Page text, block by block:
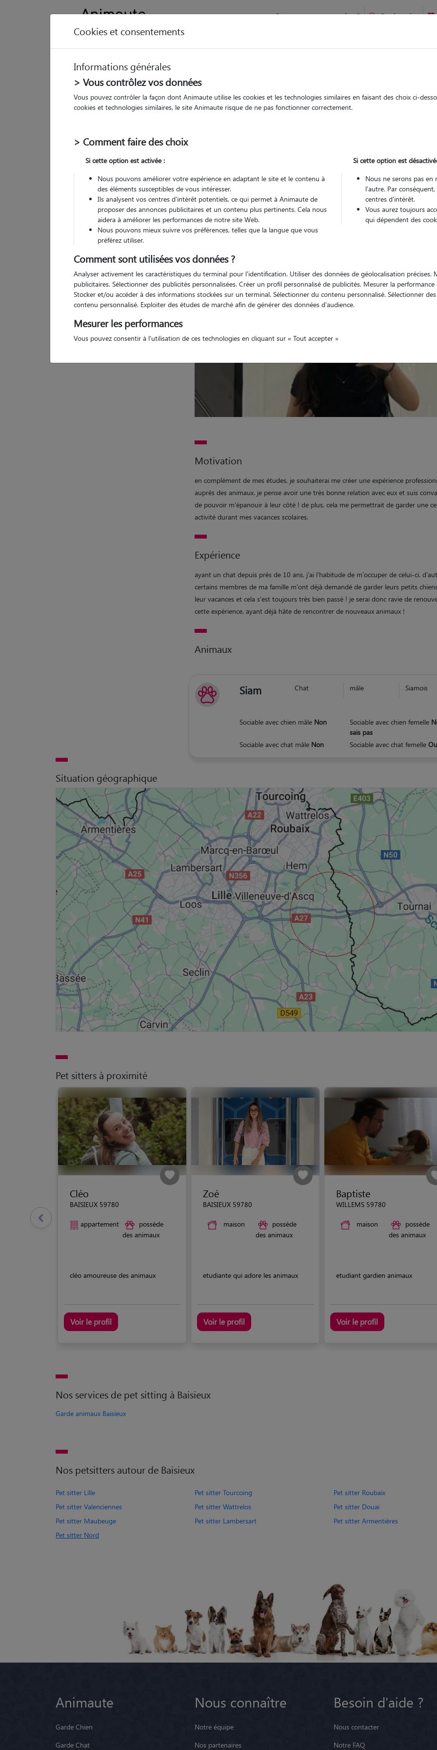
Comment ça marche ? Recherche
Ambre
Motivation
en complément de mes études, je souhaiterai me créer une expérience
auprès des animaux. je pense avoir une très bonne relation avec eux et suis
de pouvoir m'épanouir à leur côté ! de plus, cela me permettrait de garder une
activité durant mes vacances scolaires.
Expérience
ayant un chat depuis près de 10 ans, j'ai l'habitude de m'occuper de celui-ci.
certains membres de ma famille m'ont déjà demandé de garder leurs petits
leur vacances et cela s'est toujours très bien passé ! je serai donc ravie de
cette expérience, ayant déjà hâte de rencontrer de nouveaux animaux !
Animaux
Siam Chat mâle Siamois
Sociable avec chien mâle Non Sociable avec chien femelle
sais pas
Sociable avec chat mâle Non Sociable avec chat femelle
Situation géographique
Pet sitters à proximité
Cléo
BAISIEUX 59780
appartement
possède
des animaux
cléo amoureuse des animaux
Voir le profil
Zoé
BAISIEUX 59780
maison
possède
des animaux
etudiante qui adore les animaux
Voir le profil
Baptiste
WILLEMS 59780
maison
possède
des animaux
etudiant gardien animaux
Voir le profil
Nos services de pet sitting à Baisieux
Garde animaux Baisieux
Nos petsitters autour de Baisieux
Pet sitter Lille Pet sitter Tourcoing
Pet sitter Roubaix
Pet sitter Valenciennes
Pet sitter Wattrelos
Pet sitter Douai
Pet sitter Maubeuge
Pet sitter Lambersart
Pet sitter Armentières
Pet sitter Nord
Animaute
Garde Chien
Garde Chat
Nous connaître
Notre équipe
Nos partenaires
Besoin d'aide ?
Nous contacter
Notre FAQ
Cookies et consentements
Informations générales
> Vous contrôlez vos données
Vous pouvez contrôler la façon dont Animaute utilise les cookies et les technologies similaires en faisant des choix ci-
cookies et technologies similaires, le site Animaute risque de ne pas fonctionner correctement.
> Comment faire des choix
Si cette option est activée :
Nous pouvons améliorer votre expérience en adaptant le site et le contenu à
des éléments susceptibles de vous intéresser.
Ils analysent vos centres d'intérêt potentiels, ce qui permet à Animaute de
proposer des annonces publicitaires et un contenu plus pertinents. Cela nous
aidera à améliorer les performances de notre site Web.
Nous pouvons mieux suivre vos préférences, telles que la langue que vous
préférez utiliser.
Si cette option est
Nous ne serons pas en
l'autre. Par
centres d'intérêt.
Vous aurez toujours
qui dépendent des
Comment sont utilisées vos données ?
Analyser activement les caractéristiques du terminal pour l'identification. Utiliser des données de géolocalisation précises.
publicitaires. Sélectionner des publicités personnalisées. Créer un profil personnalisé de publicités. Mesurer la
Stocker et/ou accéder à des informations stockées sur un terminal. Sélectionner du contenu personnalisé. Sélectionner
contenu personnalisé. Exploiter des études de marché afin de générer des données d'audience.
Mesurer les performances
Vous pouvez consentir à l'utilisation de ces technologies en cliquant sur « Tout accepter »